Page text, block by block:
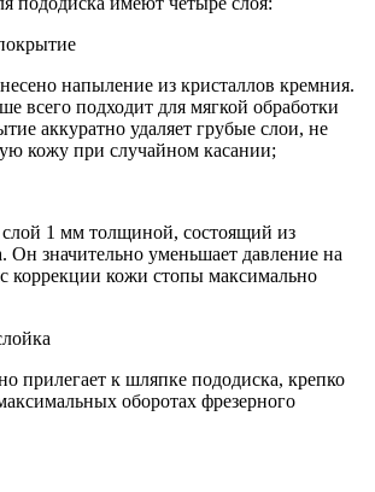
напыление из кристаллов кремния.
всего подходит для мягкой обработки
аккуратно удаляет грубые слои, не
кожу при случайном касании;
1 мм толщиной, состоящий из
Он значительно уменьшает давление на
коррекции кожи стопы максимально
прилегает к шляпке пододиска, крепко
оборотах фрезерного